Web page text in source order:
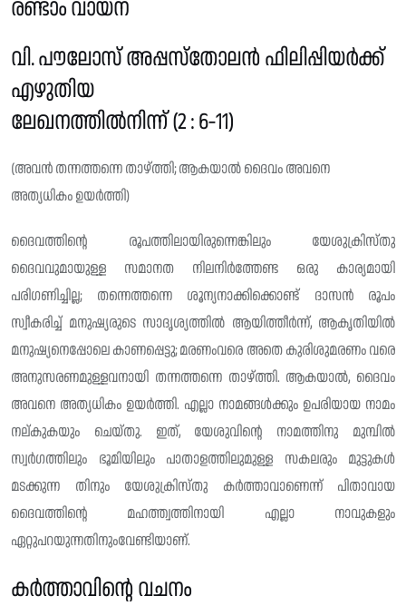
രണ്ടാം വായന
വി. പൗലോസ് അപ്പസ്തോലൻ ഫിലിപ്പിയർക്ക്
എഴുതിയ
ലേഖനത്തിൽനിന്ന് (2 : 6-11)
(അവൻ തന്നത്തന്നെ താഴ്ത്തി; ആകയാൽ ദൈവം അവനെ
അത്യധികം ഉയർത്തി)
ദൈവത്തിന്റെ രൂപത്തിലായിരുന്നെങ്കിലും യേശുക്രിസ്തു‌
ദൈവവുമായുള്ള സമാനത നിലനിർത്തേണ്ട ഒരു കാര്യമായി
പരിഗണിച്ചില്ല; തന്നെത്തന്നെ ശൂന്യനാക്കിക്കൊണ്ട് ദാസൻ രൂപം
സ്വീകരിച്ച് മനുഷ്യരുടെ സാദൃശ്യത്തിൽ ആയിത്തീർന്ന്, ആകൃതിയിൽ
മനുഷ്യനെപ്പോലെ കാണപ്പെട്ടു; മരണംവരെ അതെ കുരിശുമരണം വരെ
അനുസരണമുള്ളവനായി തന്നത്തന്നെ താഴ്ത്തി. ആകയാൽ, ദൈവം
അവനെ അത്യധികം ഉയർത്തി. എല്ലാ നാമങ്ങൾക്കും ഉപരിയായ നാമം
നല്കുകയും ചെയ്തു‌. ഇത്, യേശുവിൻ്റെ നാമത്തിനു മുമ്പിൽ
സ്വർഗത്തിലും ഭൂമിയിലും പാതാളത്തിലുമുള്ള സകലരും മുട്ടുകൾ
മടക്കുന്ന തിനും യേശുക്രിസ്‌തു കർത്താവാണെന്ന് പിതാവായ
ദൈവത്തിന്റെ മഹത്ത്വത്തിനായി എല്ലാ നാവുകളും
ഏറ്റുപറയുന്നതിനുംവേണ്ടിയാണ്.
കർത്താവിൻ്റെ വചനം